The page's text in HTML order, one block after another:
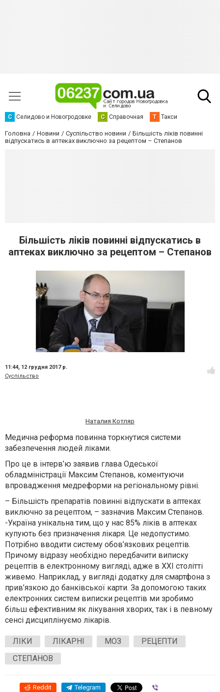
С Селидово и Новогродовке С Справочная Т Такси
Головна Новини Суспільство новини
Більшість ліків повинні
відпускатись в аптеках виключно за рецептом – Степанов
Більшість ліків повинні відпускатись в
аптеках виключно за рецептом – Степанов
11:44, 12 грудня 2017 р.
Суспільство
Наталия Котляр
Медична реформа повинна торкнутися системи
забезпечення людей ліками.
Про це в інтерв’ю заявив глава Одеської
обладміністрації Максим Степанов, коментуючи
впровадження медреформи на регіональному рівні.
– Більшість препаратів повинні відпускати в аптеках
виключно за рецептом, – зазначив Максим Степанов.
-Україна унікальна тим, що у нас 85% ліків в аптеках
купують без призначення лікаря. Це недопустимо.
Потрібно вводити систему обов’язкових рецептів.
Причому відразу необхідно передбачити виписку
рецептів в електронному вигляді, адже в XXI столітті
живемо. Наприклад, у вигляді додатку для смартфона з
прив’язкою до банківської карти. За допомогою таких
електронних систем виписки рецептів ми зробимо
більш ефективним як лікування хворих, так і в певному
сенсі дисциплінуємо лікарів.
ЛІКИ ЛІКАРНІ МОЗ
РЕЦЕПТИ
СТЕПАНОВ
Reddit Telegram